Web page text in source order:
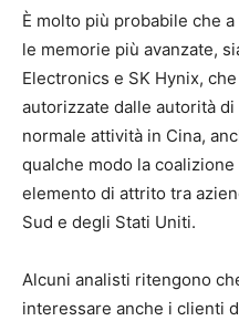
È molto più probabile che
le memorie più avanzate,
Electronics e SK Hynix,
autorizzate dalle autorità
normale attività in Cina,
qualche modo la
elemento di attrito tra
Sud e degli Stati Uniti.
Alcuni analisti ritengono
interessare anche i clienti